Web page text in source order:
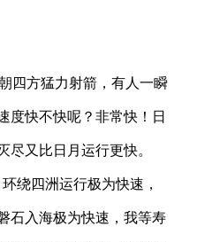
四方猛力射箭，有人一瞬
度快不快呢？非常快！日
尽又比日月运行更快。
绕四洲运行极为快速，
石入海极为快速，我等寿